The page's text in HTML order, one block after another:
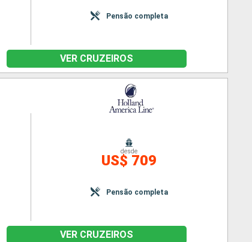
Pensão completa
VER CRUZEIROS
desde
US$ 709
Pensão completa
VER CRUZEIROS